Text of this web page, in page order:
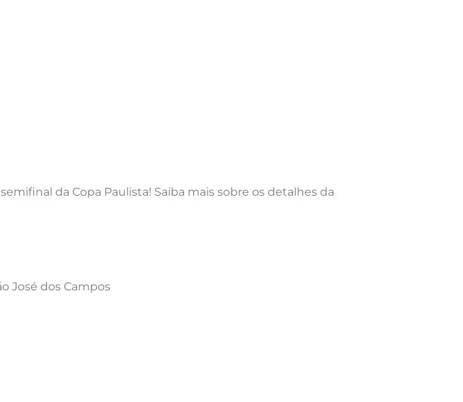
da Copa Paulista! Saiba mais sobre os detalhes da
José dos Campos